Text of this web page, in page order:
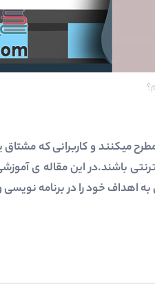
میکنند و کاربرانی که
باشند.در این مقاله ی
اهداف خود را در برنامه